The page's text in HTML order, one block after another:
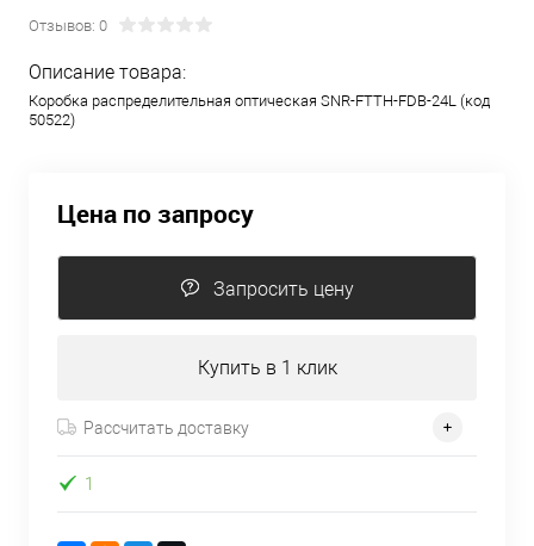
Отзывов: 0
Описание товара:
Коробка распределительная оптическая SNR-FTTH-FDB-24L (код
50522)
Цена по запросу
Запросить цену
Купить в 1 клик
Рассчитать доставку
1